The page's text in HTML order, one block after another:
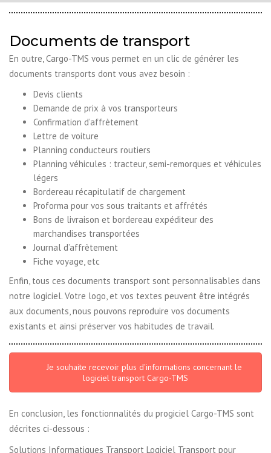
Documents de transport
En outre, Cargo-TMS vous permet en un clic de générer les
documents transports dont vous avez besoin :
Devis clients
Demande de prix à vos transporteurs
Confirmation d’affrètement
Lettre de voiture
Planning conducteurs routiers
Planning véhicules : tracteur, semi-remorques et véhicules
légers
Bordereau récapitulatif de chargement
Proforma pour vos sous traitants et affrétés
Bons de livraison et bordereau expéditeur des
marchandises transportées
Journal d’affrètement
Fiche voyage, etc
Enfin, tous ces documents transport sont personnalisables dans
notre logiciel. Votre logo, et vos textes peuvent être intégrés
aux documents, nous pouvons reproduire vos documents
existants et ainsi préserver vos habitudes de travail.
Je souhaite recevoir plus d'informations concernant le
logiciel transport Cargo-TMS
En conclusion, les fonctionnalités du progiciel Cargo-TMS sont
décrites ci-dessous :
Solutions Informatiques Transport Logiciel Transport pour